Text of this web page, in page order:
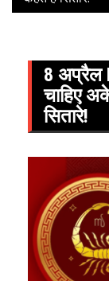
8 अप्रैल
चाहिए
सितारे!